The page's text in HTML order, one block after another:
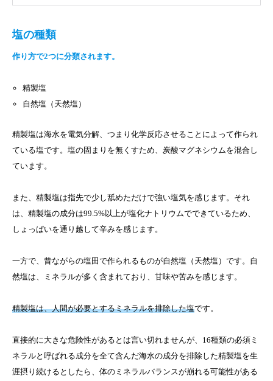
塩の種類
作り方で2つに分類されます。
精製塩
自然塩（天然塩）
精製塩は海水を電気分解、つまり化学反応させることによって作られ
ている塩です。塩の固まりを無くすため、炭酸マグネシウムを混合し
ています。
また、精製塩は指先で少し舐めただけで強い塩気を感じます。それ
は、精製塩の成分は99.5%以上が塩化ナトリウムでできているため、
しょっぱいを通り越して辛みを感じます。
一方で、昔ながらの塩田で作られるものが自然塩（天然塩）です。自
然塩は、ミネラルが多く含まれており、甘味や苦みを感じます。
精製塩は、人間が必要とするミネラルを排除した塩です。
直接的に大きな危険性があるとは言い切れませんが、16種類の必須ミ
ネラルと呼ばれる成分を全て含んだ海水の成分を排除した精製塩を生
涯摂り続けるとしたら、体のミネラルバランスが崩れる可能性がある